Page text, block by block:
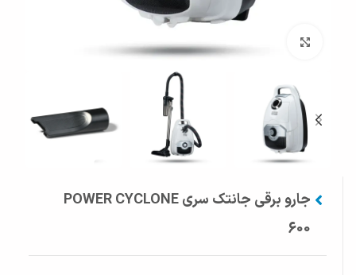
بزرگنمایی تصویر
جارو برقی جانتک سری POWER CYCLONE
600